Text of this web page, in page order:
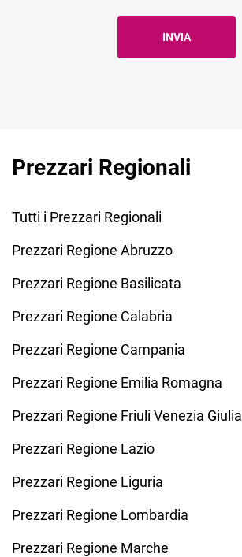
Prezzari Regionali
Tutti i Prezzari Regionali
Prezzari Regione Abruzzo
Prezzari Regione Basilicata
Prezzari Regione Calabria
Prezzari Regione Campania
Prezzari Regione Emilia Romagna
Prezzari Regione Friuli Venezia Giulia
Prezzari Regione Lazio
Prezzari Regione Liguria
Prezzari Regione Lombardia
Prezzari Regione Marche